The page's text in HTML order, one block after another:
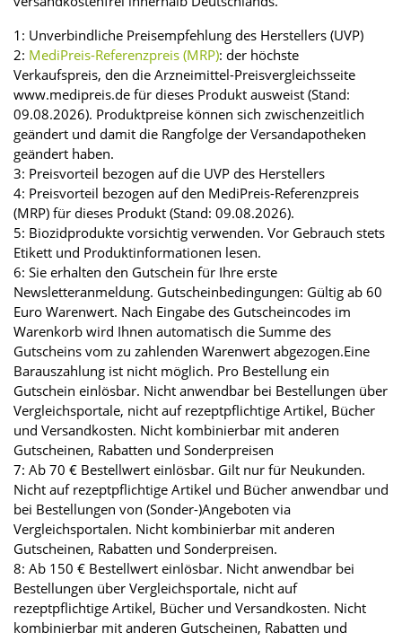
1: Unverbindliche Preisempfehlung des Herstellers (UVP)
2: MediPreis-Referenzpreis (MRP): der höchste
Verkaufspreis, den die Arzneimittel-Preisvergleichsseite
www.medipreis.de für dieses Produkt ausweist (Stand:
09.08.2026). Produktpreise können sich zwischenzeitlich
geändert und damit die Rangfolge der Versandapotheken
geändert haben.
3: Preisvorteil bezogen auf die UVP des Herstellers
4: Preisvorteil bezogen auf den MediPreis-Referenzpreis
(MRP) für dieses Produkt (Stand: 09.08.2026).
5: Biozidprodukte vorsichtig verwenden. Vor Gebrauch stets
Etikett und Produktinformationen lesen.
6: Sie erhalten den Gutschein für Ihre erste
Newsletteranmeldung. Gutscheinbedingungen: Gültig ab 60
Euro Warenwert. Nach Eingabe des Gutscheincodes im
Warenkorb wird Ihnen automatisch die Summe des
Gutscheins vom zu zahlenden Warenwert abgezogen.Eine
Barauszahlung ist nicht möglich. Pro Bestellung ein
Gutschein einlösbar. Nicht anwendbar bei Bestellungen über
Vergleichsportale, nicht auf rezeptpflichtige Artikel, Bücher
und Versandkosten. Nicht kombinierbar mit anderen
Gutscheinen, Rabatten und Sonderpreisen
7: Ab 70 € Bestellwert einlösbar. Gilt nur für Neukunden.
Nicht auf rezeptpflichtige Artikel und Bücher anwendbar und
bei Bestellungen von (Sonder-)Angeboten via
Vergleichsportalen. Nicht kombinierbar mit anderen
Gutscheinen, Rabatten und Sonderpreisen.
8: Ab 150 € Bestellwert einlösbar. Nicht anwendbar bei
Bestellungen über Vergleichsportale, nicht auf
rezeptpflichtige Artikel, Bücher und Versandkosten. Nicht
kombinierbar mit anderen Gutscheinen, Rabatten und